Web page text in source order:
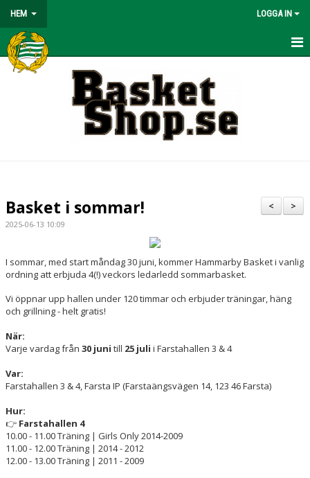
HEM LOGGA IN
HEM
KALENDER
VÅRA LAG/TRÄNARE
BASKETLÄGER!
HAMMARBY LAMPE CHALLENGE
>
<
Basket i sommar!
2025-06-13 10:09
I sommar, med start måndag 30 juni, kommer Hammarby Basket i vanlig
ordning att erbjuda 4(!) veckors ledarledd sommarbasket.
Vi öppnar upp hallen under 120 timmar och erbjuder träningar, häng
och grillning - helt gratis!
När:
Varje vardag från 30 juni till 25 juli i Farstahallen 3 & 4
Var:
Farstahallen 3 & 4, Farsta IP (Farstaängsvägen 14, 123 46 Farsta)
Hur:
👉 Farstahallen 4
10.00 - 11.00 Träning | Girls Only 2014-2009
11.00 - 12.00 Träning | 2014 - 2012
12.00 - 13.00 Träning | 2011 - 2009